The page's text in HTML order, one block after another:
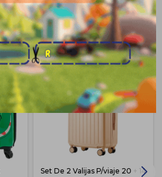
te pueden interesar
Set De 2 Valijas P/viaje 20 + 14